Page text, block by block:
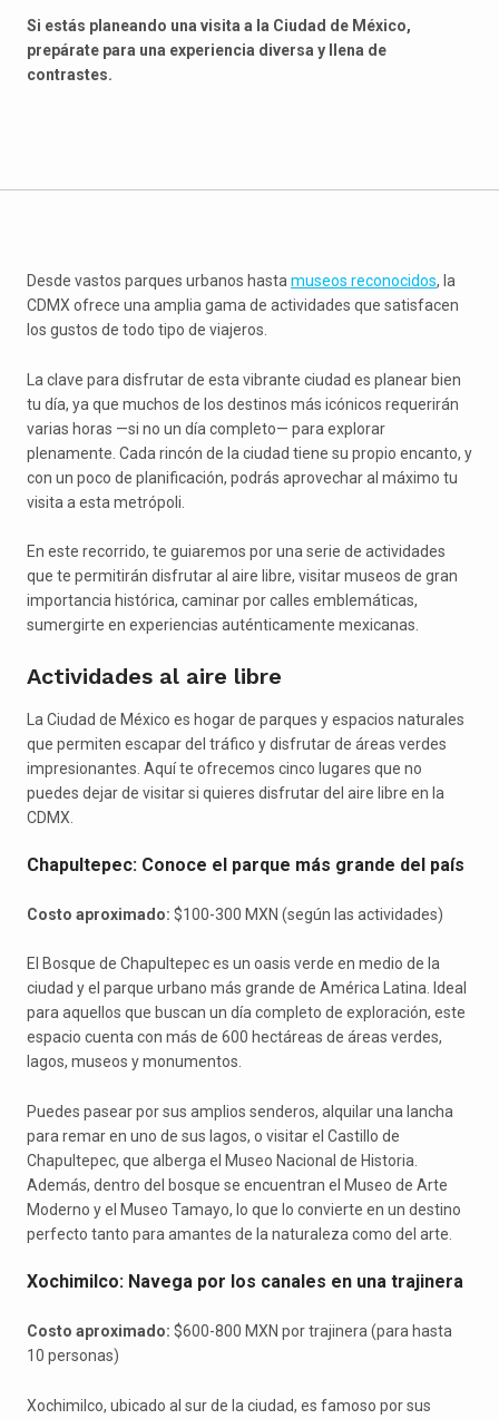
Si estás planeando una visita a la Ciudad de México,
prepárate para una experiencia diversa y llena de
contrastes.
Desde vastos parques urbanos hastamuseos reconocidos, la
CDMX ofrece una amplia gama de actividades que satisfacen
los gustos de todo tipo de viajeros.
La clave para disfrutar de esta vibrante ciudad es planear bien
tu día, ya que muchos de los destinos más icónicos requerirán
varias horas —si no un día completo— para explorar
plenamente. Cada rincón de la ciudad tiene su propio encanto, y
con un poco de planificación, podrás aprovechar al máximo tu
visita a esta metrópoli.
En este recorrido, te guiaremos por una serie de actividades
que te permitirán disfrutar al aire libre, visitar museos de gran
importancia histórica, caminar por calles emblemáticas,
sumergirte en experiencias auténticamente mexicanas.
Actividades al aire libre
La Ciudad de México es hogar de parques y espacios naturales
que permiten escapar del tráfico y disfrutar de áreas verdes
impresionantes. Aquí te ofrecemos cinco lugares que no
puedes dejar de visitar si quieres disfrutar del aire libre en la
CDMX.
Chapultepec: Conoce el parque más grande del país
Costo aproximado: $100-300 MXN (según las actividades)
El Bosque de Chapultepec es un oasis verde en medio de la
ciudad y el parque urbano más grande de América Latina. Ideal
para aquellos que buscan un día completo de exploración, este
espacio cuenta con más de 600 hectáreas de áreas verdes,
lagos, museos y monumentos.
Puedes pasear por sus amplios senderos, alquilar una lancha
para remar en uno de sus lagos, o visitar el Castillo de
Chapultepec, que alberga el Museo Nacional de Historia.
Además, dentro del bosque se encuentran el Museo de Arte
Moderno y el Museo Tamayo, lo que lo convierte en un destino
perfecto tanto para amantes de la naturaleza como del arte.
Xochimilco: Navega por los canales en una trajinera
Costo aproximado: $600-800 MXN por trajinera (para hasta
10 personas)
Xochimilco, ubicado al sur de la ciudad, es famoso por sus